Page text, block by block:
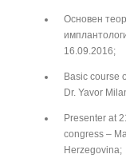
Основен
16.09.2016;
Basic course
Dr. Yavor
Presenter at
congress –
Herzegovina;